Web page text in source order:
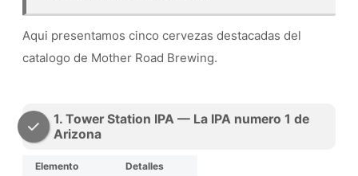
Aqui presentamos cinco cervezas destacadas del
catalogo de Mother Road Brewing.
1. Tower Station IPA — La IPA numero 1 de
Arizona
Elemento
Detalles